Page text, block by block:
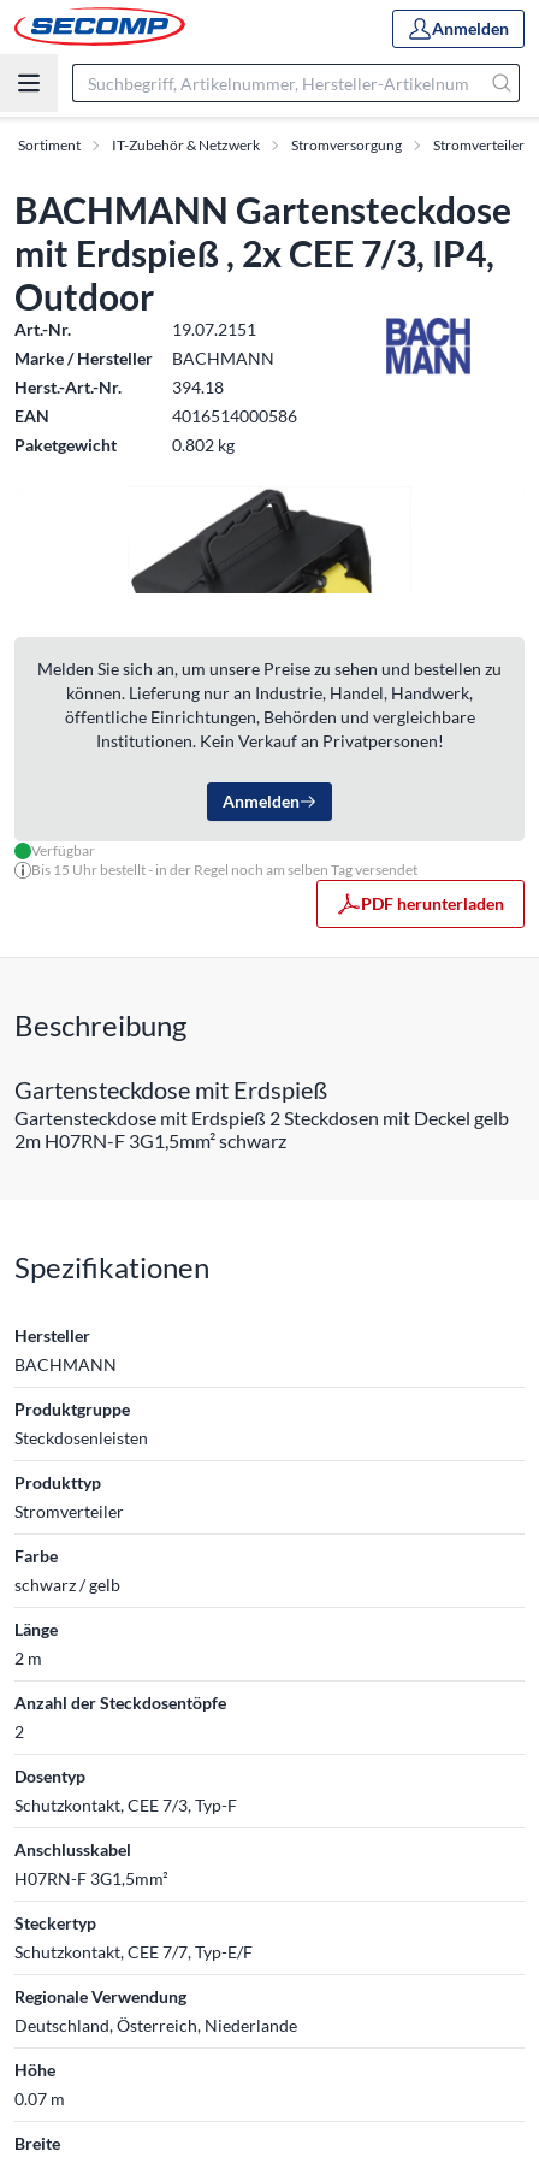
Anmelden
Sortiment IT-Zubehör & Netzwerk Stromversorgung Stromverteiler
BACHMANN Gartensteckdose
mit Erdspieß , 2x CEE 7/3, IP4,
Outdoor
Art.-Nr.
19.07.2151
Marke / Hersteller
BACHMANN
Herst.-Art.-Nr.
394.18
EAN
4016514000586
Paketgewicht
0.802 kg
Melden Sie sich an, um unsere Preise zu sehen und bestellen zu
können. Lieferung nur an Industrie, Handel, Handwerk,
öffentliche Einrichtungen, Behörden und vergleichbare
Institutionen. Kein Verkauf an Privatpersonen!
Anmelden
Verfügbar
Bis 15 Uhr bestellt - in der Regel noch am selben Tag versendet
PDF herunterladen
Beschreibung
Gartensteckdose mit Erdspieß
Gartensteckdose mit Erdspieß 2 Steckdosen mit Deckel gelb
2m H07RN-F 3G1,5mm² schwarz
Spezifikationen
Hersteller
BACHMANN
Produktgruppe
Steckdosenleisten
Produkttyp
Stromverteiler
Farbe
schwarz / gelb
Länge
2 m
Anzahl der Steckdosentöpfe
2
Dosentyp
Schutzkontakt, CEE 7/3, Typ-F
Anschlusskabel
H07RN-F 3G1,5mm²
Steckertyp
Schutzkontakt, CEE 7/7, Typ-E/F
Regionale Verwendung
Deutschland, Österreich, Niederlande
Höhe
0.07 m
Breite